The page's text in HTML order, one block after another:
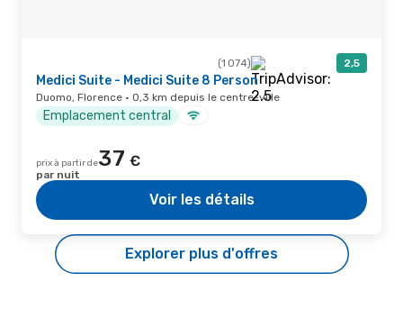
(1 074) 2,5
Medici Suite - Medici Suite 8 Person
Duomo, Florence · 0,3 km depuis le centre-ville
Emplacement central
prix à partir de37 €
par nuit
Voir les détails
Explorer plus d'offres